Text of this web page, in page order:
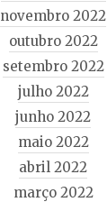
novembro 2022
outubro 2022
setembro 2022
julho 2022
junho 2022
maio 2022
abril 2022
março 2022